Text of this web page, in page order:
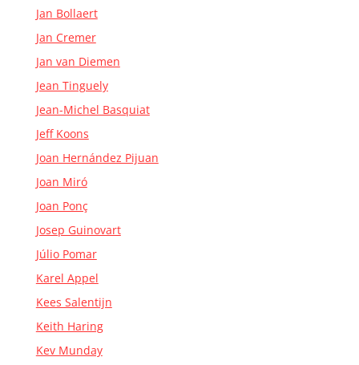
Jan Bollaert
Jan Cremer
Jan van Diemen
Jean Tinguely
Jean-Michel Basquiat
Jeff Koons
Joan Hernández Pijuan
Joan Miró
Joan Ponç
Josep Guinovart
Júlio Pomar
Karel Appel
Kees Salentijn
Keith Haring
Kev Munday